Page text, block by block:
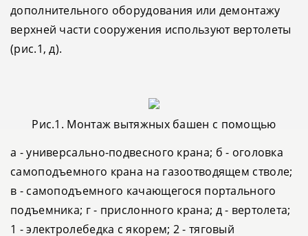
дополнительного оборудования или демонтажу
верхней части сооружения используют вертолеты
(рис.1, д).
Рис.1. Монтаж вытяжных башен с помощью
а - универсально-подвесного крана; б - оголовка
самоподъемного крана на газоотводящем стволе;
в - самоподъемного качающегося портального
подъемника; г - прислонного крана; д - вертолета;
1 - электролебедка с якорем; 2 - тяговый